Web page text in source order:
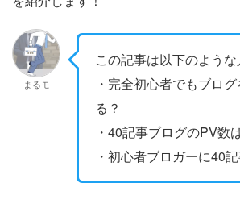
まるモ
この記事は以下のような
・完全初心者でもブロ
る？
・40記事ブログのPV数
・初心者ブロガーに40